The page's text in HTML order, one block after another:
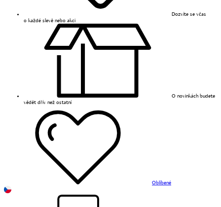
Dozvíte se včas
o každé slevě nebo akci
O novinkách budete
vědět dřív než ostatní
Oblíbené